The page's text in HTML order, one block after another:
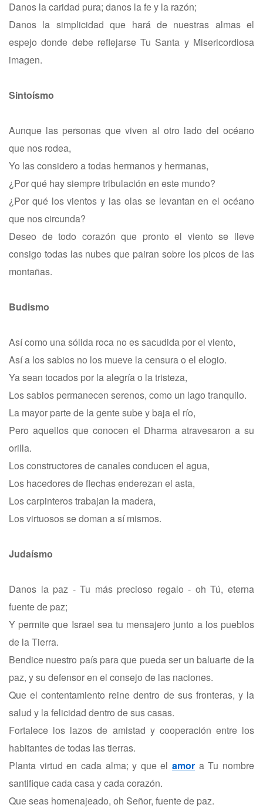
Danos la caridad pura; danos la fe y la razón;
Danos la simplicidad que hará de nuestras almas el
espejo donde debe reflejarse Tu Santa y Misericordiosa
imagen.
Sintoísmo
Aunque las personas que viven al otro lado del océano
que nos rodea,
Yo las considero a todas hermanos y hermanas,
¿Por qué hay siempre tribulación en este mundo?
¿Por qué los vientos y las olas se levantan en el océano
que nos circunda?
Deseo de todo corazón que pronto el viento se lleve
consigo todas las nubes que pairan sobre los picos de las
montañas.
Budismo
Así como una sólida roca no es sacudida por el viento,
Así a los sabios no los mueve la censura o el elogio.
Ya sean tocados por la alegría o la tristeza,
Los sabios permanecen serenos, como un lago tranquilo.
La mayor parte de la gente sube y baja el río,
Pero aquellos que conocen el Dharma atravesaron a su
orilla.
Los constructores de canales conducen el agua,
Los hacedores de flechas enderezan el asta,
Los carpinteros trabajan la madera,
Los virtuosos se doman a sí mismos.
Judaísmo
Danos la paz - Tu más precioso regalo - oh Tú, eterna
fuente de paz;
Y permite que Israel sea tu mensajero junto a los pueblos
de la Tierra.
Bendice nuestro país para que pueda ser un baluarte de la
paz, y su defensor en el consejo de las naciones.
Que el contentamiento reine dentro de sus fronteras, y la
salud y la felicidad dentro de sus casas.
Fortalece los lazos de amistad y cooperación entre los
habitantes de todas las tierras.
Planta virtud en cada alma; y que elamor a Tu nombre
santifique cada casa y cada corazón.
Que seas homenajeado, oh Señor, fuente de paz.